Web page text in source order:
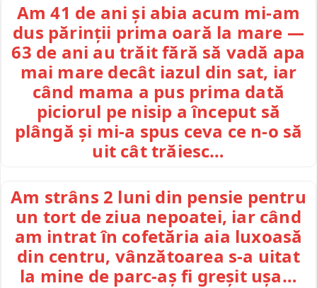
Am 41 de ani și abia acum mi-am
dus părinții prima oară la mare —
63 de ani au trăit fără să vadă apa
mai mare decât iazul din sat, iar
când mama a pus prima dată
piciorul pe nisip a început să
plângă și mi-a spus ceva ce n-o să
uit cât trăiesc…
Am strâns 2 luni din pensie pentru
un tort de ziua nepoatei, iar când
am intrat în cofetăria aia luxoasă
din centru, vânzătoarea s-a uitat
la mine de parc-aș fi greșit ușa…